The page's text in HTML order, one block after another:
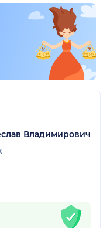
Владимирович